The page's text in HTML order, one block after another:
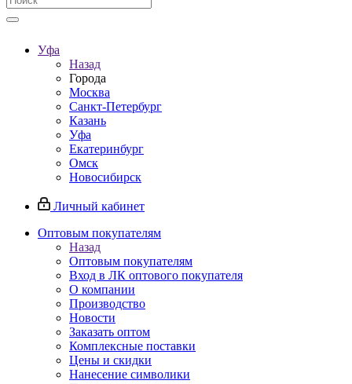
Уфа
Назад
Города
Москва
Санкт-Петербург
Казань
Уфа
Екатеринбург
Омск
Новосибирск
Личный кабинет
Оптовым покупателям
Назад
Оптовым покупателям
Вход в ЛК оптового покупателя
О компании
Производство
Новости
Заказать оптом
Комплексные поставки
Цены и скидки
Нанесение символики